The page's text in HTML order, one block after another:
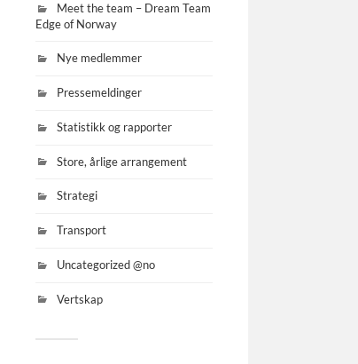
Meet the team – Dream Team
Edge of Norway
Nye medlemmer
Pressemeldinger
Statistikk og rapporter
Store, årlige arrangement
Strategi
Transport
Uncategorized @no
Vertskap